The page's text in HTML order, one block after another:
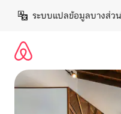
เนื้อหา
ระบบแปลข้อมูลบางส่ว